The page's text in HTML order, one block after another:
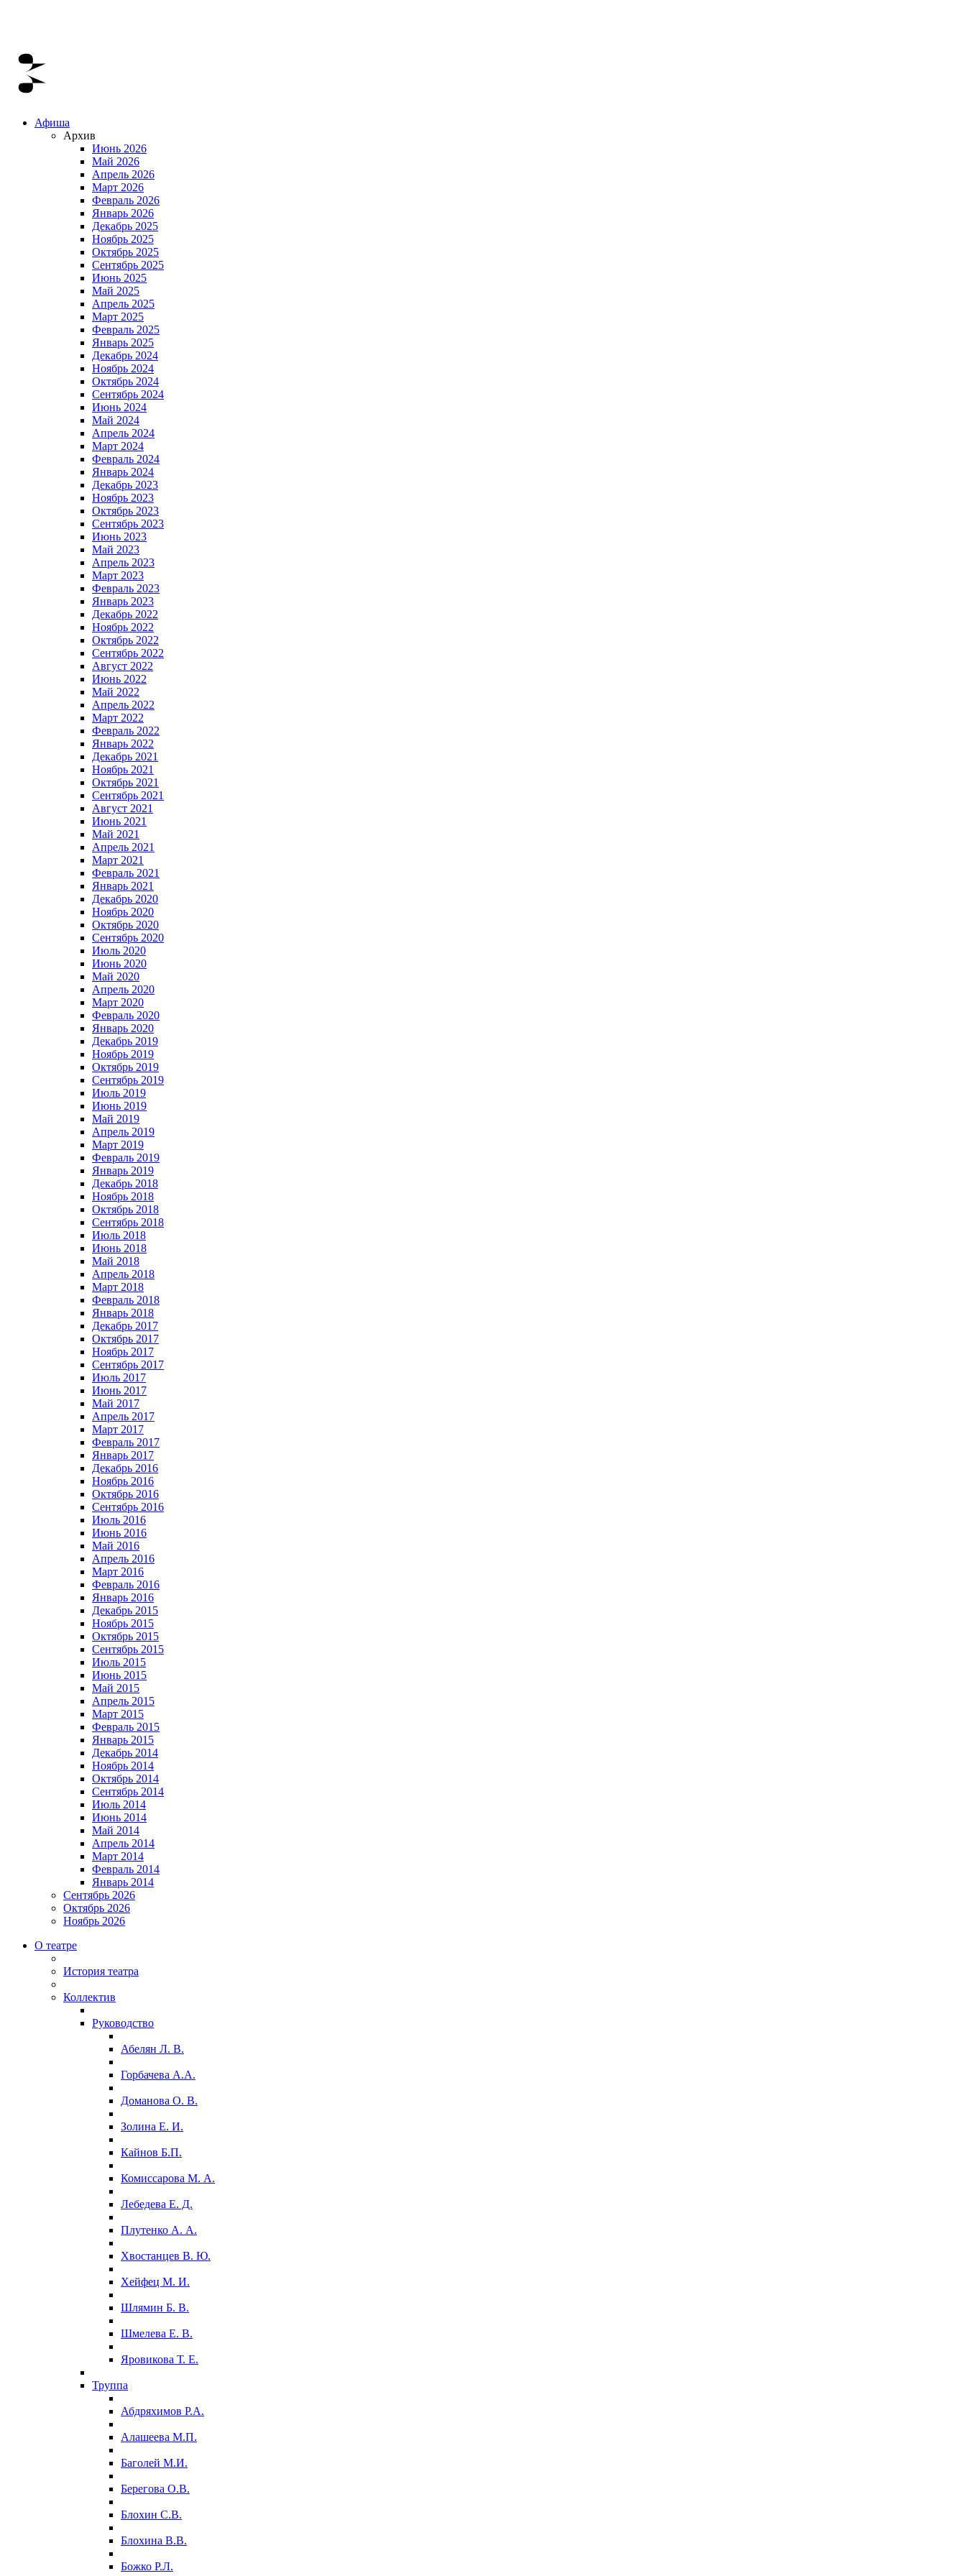
Афиша
Архив
Июнь 2026
Май 2026
Апрель 2026
Март 2026
Февраль 2026
Январь 2026
Декабрь 2025
Ноябрь 2025
Октябрь 2025
Сентябрь 2025
Июнь 2025
Май 2025
Апрель 2025
Март 2025
Февраль 2025
Январь 2025
Декабрь 2024
Ноябрь 2024
Октябрь 2024
Сентябрь 2024
Июнь 2024
Май 2024
Апрель 2024
Март 2024
Февраль 2024
Январь 2024
Декабрь 2023
Ноябрь 2023
Октябрь 2023
Сентябрь 2023
Июнь 2023
Май 2023
Апрель 2023
Март 2023
Февраль 2023
Январь 2023
Декабрь 2022
Ноябрь 2022
Октябрь 2022
Сентябрь 2022
Август 2022
Июнь 2022
Май 2022
Апрель 2022
Март 2022
Февраль 2022
Январь 2022
Декабрь 2021
Ноябрь 2021
Октябрь 2021
Сентябрь 2021
Август 2021
Июнь 2021
Май 2021
Апрель 2021
Март 2021
Февраль 2021
Январь 2021
Декабрь 2020
Ноябрь 2020
Октябрь 2020
Сентябрь 2020
Июль 2020
Июнь 2020
Май 2020
Апрель 2020
Март 2020
Февраль 2020
Январь 2020
Декабрь 2019
Ноябрь 2019
Октябрь 2019
Сентябрь 2019
Июль 2019
Июнь 2019
Май 2019
Апрель 2019
Март 2019
Февраль 2019
Январь 2019
Декабрь 2018
Ноябрь 2018
Октябрь 2018
Сентябрь 2018
Июль 2018
Июнь 2018
Май 2018
Апрель 2018
Март 2018
Февраль 2018
Январь 2018
Декабрь 2017
Октябрь 2017
Ноябрь 2017
Сентябрь 2017
Июль 2017
Июнь 2017
Май 2017
Апрель 2017
Март 2017
Февраль 2017
Январь 2017
Декабрь 2016
Ноябрь 2016
Октябрь 2016
Сентябрь 2016
Июль 2016
Июнь 2016
Май 2016
Апрель 2016
Март 2016
Февраль 2016
Январь 2016
Декабрь 2015
Ноябрь 2015
Октябрь 2015
Сентябрь 2015
Июль 2015
Июнь 2015
Май 2015
Апрель 2015
Март 2015
Февраль 2015
Январь 2015
Декабрь 2014
Ноябрь 2014
Октябрь 2014
Сентябрь 2014
Июль 2014
Июнь 2014
Май 2014
Апрель 2014
Март 2014
Февраль 2014
Январь 2014
Сентябрь 2026
Октябрь 2026
Ноябрь 2026
О театре
История театра
Коллектив
Руководство
Абелян Л. В.
Горбачева А.А.
Доманова О. В.
Золина Е. И.
Кайнов Б.П.
Комиссарова М. А.
Лебедева Е. Д.
Плутенко А. А.
Хвостанцев В. Ю.
Хейфец М. И.
Шлямин Б. В.
Шмелева Е. В.
Яровикова Т. Е.
Труппа
Абдряхимов Р.А.
Алашеева М.П.
Баголей М.И.
Берегова О.В.
Блохин С.В.
Блохина В.В.
Божко Р.Л.